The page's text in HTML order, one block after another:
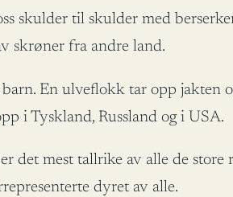
skulder til skulder med
skrøner fra andre land.
barn. En ulveflokk tar opp jakten
i Tyskland, Russland og i USA.
det mest tallrike av alle de store
dyret av alle.